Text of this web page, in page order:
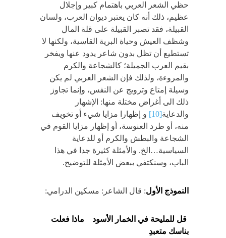
حظي الشعر العربي باهتمام كبير وإجلال
عظيم، ذلك أنه كان يعتبر ديوان العرب، ولسان
القبيلة، فقد تصبر القبيلة على قلة المال
وشظف العيش وحياة البرية القاسية، ولكنها لا
تستطيع أن تظل بدون شاعر يدود عنها ويفخر
بقيم العرب الجميلة؛ كالشجاعة والكرم
والمروءة، ولذلك فإن الشعر العربي لم يكن
وسيلة إمتاع وترويج عن النفس، وإنما تجاوز
ذلك الى أغراض مختلة منها: الإشهار
والدعاية[10]
و إظهارا مزايا شيء أو تخويف
منه، أو طرد العنوسة، أو إظهار مزايا القوم في
الشجاعة والبطش والكرم أو للدعاية
السياسية…الخ. والأمثلة كثيرة جدا في هذا
الباب، وسنكتفي ببعض الأمثلة للتوضيح.
النموذج الأول: قال الشاعر: مسكين الدرامي:
قل للمليحة في الخمار الأسود ماذا فعلت
بناسك متعبدِ